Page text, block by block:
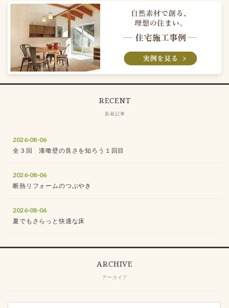
RECENT
新着記事
2026-08-06
全３回 漆喰壁の良さを知ろう１回目
2026-08-06
断熱リフォームのつぶやき
2026-08-06
夏でもさらっと快適な床
ARCHIVE
アーカイブ